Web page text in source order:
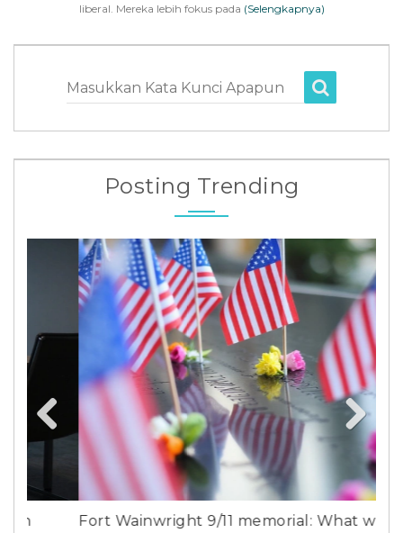
liberal. Mereka lebih fokus pada (Selengkapnya)
Masukkan Kata Kunci Apapun
Posting Trending
Fort Wainwright 9/11 memorial: What we
Next